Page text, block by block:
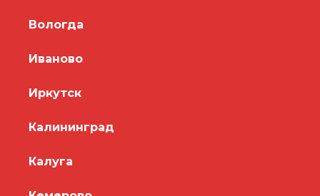
Вологда
Иваново
Иркутск
Калининград
Калуга